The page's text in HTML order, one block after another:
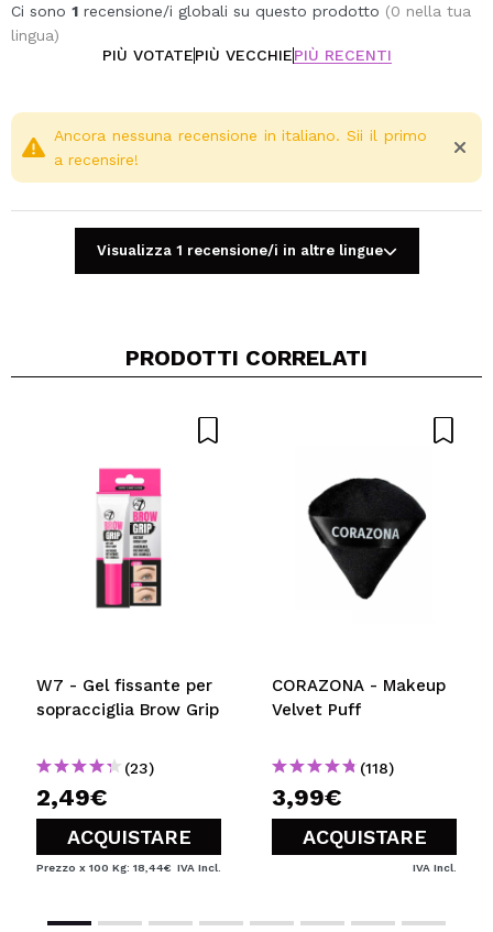
Ci sono 1 recensione/i globali su questo prodotto (0 nella tua
lingua)
PIÙ VOTATEPIÙ VECCHIEPIÙ RECENTI
Condividi un video o una foto
Ancora nessuna recensione in italiano. Sii il primo
a recensire!
Visualizza 1 recensione/i in altre lingue
PRODOTTI CORRELATI
W7 - Gel fissante per
sopracciglia Brow Grip
(23)
2,49€
ACQUISTARE
Prezzo x 100 Kg: 18,44€ IVA Incl.
CORAZONA - Makeup
Velvet Puff
(118)
3,99€
ACQUISTARE
IVA Incl.